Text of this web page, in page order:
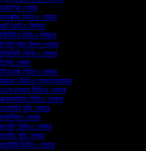
মেকার
ভিডিও মেকার
ভিডিও নির্মাতা
ভিডিও নির্মাতা
রিলস মেকার
ভিডিও মেকার
মেকার
ভিডিও মেকার
ভিডিও প্রস্তুতকারক
ভিডিও মেকার
ভিডিও মেকার
মুভি মেকার
মেকার
ভিডিও মেকার
মুভি মেকার
ভিডিও মেকার